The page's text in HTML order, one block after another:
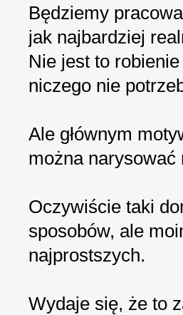
Będziemy
jak najbardziej
Nie jest to
niczego nie
Ale głównym
można narysować
Oczywiście taki
sposobów, ale
najprostszych.
Wydaje się, że to